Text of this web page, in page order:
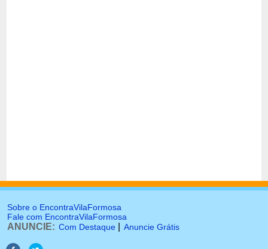
Sobre o EncontraVilaFormosa
Fale com EncontraVilaFormosa
ANUNCIE: Com Destaque Anuncie Grátis